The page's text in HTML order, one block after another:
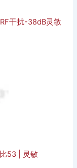
干扰-38dB灵敏
53 | 灵敏